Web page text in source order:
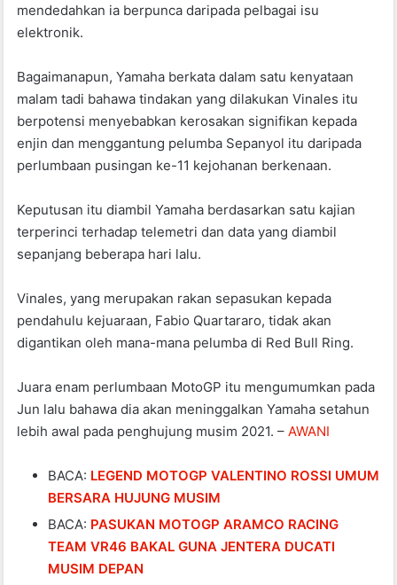
k
mendedahkan ia berpunca daripada pelbagai isu
elektronik.
Bagaimanapun, Yamaha berkata dalam satu kenyataan
malam tadi bahawa tindakan yang dilakukan Vinales itu
berpotensi menyebabkan kerosakan signifikan kepada
enjin dan menggantung pelumba Sepanyol itu daripada
perlumbaan pusingan ke-11 kejohanan berkenaan.
Keputusan itu diambil Yamaha berdasarkan satu kajian
terperinci terhadap telemetri dan data yang diambil
sepanjang beberapa hari lalu.
Vinales, yang merupakan rakan sepasukan kepada
pendahulu kejuaraan, Fabio Quartararo, tidak akan
digantikan oleh mana-mana pelumba di Red Bull Ring.
Juara enam perlumbaan MotoGP itu mengumumkan pada
Jun lalu bahawa dia akan meninggalkan Yamaha setahun
lebih awal pada penghujung musim 2021. – AWANI
BACA: LEGEND MOTOGP VALENTINO ROSSI UMUM
BERSARA HUJUNG MUSIM
BACA: PASUKAN MOTOGP ARAMCO RACING
TEAM VR46 BAKAL GUNA JENTERA DUCATI
MUSIM DEPAN